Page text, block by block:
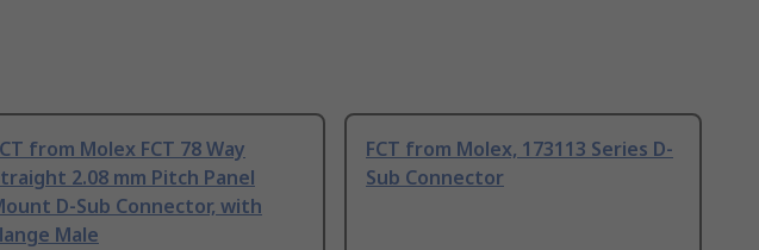
from Molex FCT 78 Way
2.08 mm Pitch Panel
D-Sub Connector, with
Male
FCT from Molex, 173113 Series D-
Sub Connector